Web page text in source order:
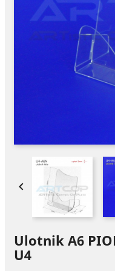

Ulotnik A6
U4